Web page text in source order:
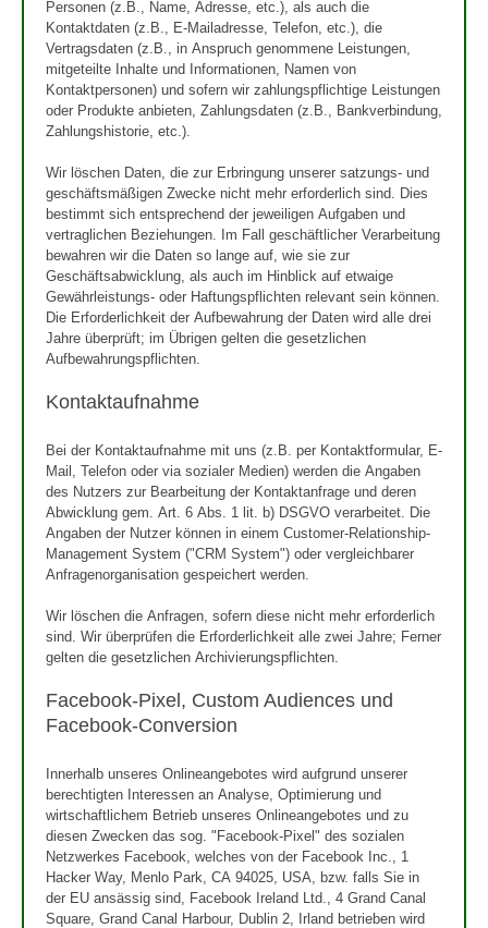
Personen (z.B., Name, Adresse, etc.), als auch die
Kontaktdaten (z.B., E-Mailadresse, Telefon, etc.), die
Vertragsdaten (z.B., in Anspruch genommene Leistungen,
mitgeteilte Inhalte und Informationen, Namen von
Kontaktpersonen) und sofern wir zahlungspflichtige Leistungen
oder Produkte anbieten, Zahlungsdaten (z.B., Bankverbindung,
Zahlungshistorie, etc.).
Wir löschen Daten, die zur Erbringung unserer satzungs- und
geschäftsmäßigen Zwecke nicht mehr erforderlich sind. Dies
bestimmt sich entsprechend der jeweiligen Aufgaben und
vertraglichen Beziehungen. Im Fall geschäftlicher Verarbeitung
bewahren wir die Daten so lange auf, wie sie zur
Geschäftsabwicklung, als auch im Hinblick auf etwaige
Gewährleistungs- oder Haftungspflichten relevant sein können.
Die Erforderlichkeit der Aufbewahrung der Daten wird alle drei
Jahre überprüft; im Übrigen gelten die gesetzlichen
Aufbewahrungspflichten.
Kontaktaufnahme
Bei der Kontaktaufnahme mit uns (z.B. per Kontaktformular, E-
Mail, Telefon oder via sozialer Medien) werden die Angaben
des Nutzers zur Bearbeitung der Kontaktanfrage und deren
Abwicklung gem. Art. 6 Abs. 1 lit. b) DSGVO verarbeitet. Die
Angaben der Nutzer können in einem Customer-Relationship-
Management System ("CRM System") oder vergleichbarer
Anfragenorganisation gespeichert werden.
Wir löschen die Anfragen, sofern diese nicht mehr erforderlich
sind. Wir überprüfen die Erforderlichkeit alle zwei Jahre; Ferner
gelten die gesetzlichen Archivierungspflichten.
Facebook-Pixel, Custom Audiences und
Facebook-Conversion
Innerhalb unseres Onlineangebotes wird aufgrund unserer
berechtigten Interessen an Analyse, Optimierung und
wirtschaftlichem Betrieb unseres Onlineangebotes und zu
diesen Zwecken das sog. "Facebook-Pixel" des sozialen
Netzwerkes Facebook, welches von der Facebook Inc., 1
Hacker Way, Menlo Park, CA 94025, USA, bzw. falls Sie in
der EU ansässig sind, Facebook Ireland Ltd., 4 Grand Canal
Square, Grand Canal Harbour, Dublin 2, Irland betrieben wird